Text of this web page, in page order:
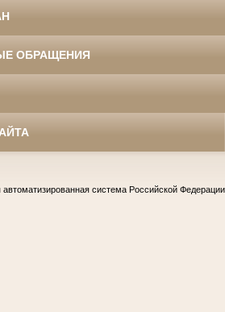
ОБРАЩЕНИЯ
автоматизированная система Российской